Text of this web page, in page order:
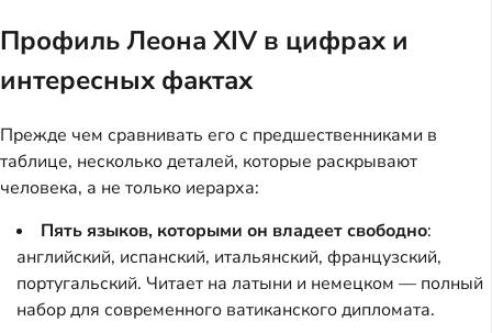
Профиль Леона XIV в цифрах и
интересных фактах
Прежде чем сравнивать его с предшественниками в
таблице, несколько деталей, которые раскрывают
человека, а не только иерарха:
Пять языков, которыми он владеет свободно:
английский, испанский, итальянский, французский,
португальский. Читает на латыни и немецком — полный
набор для современного ватиканского дипломата.